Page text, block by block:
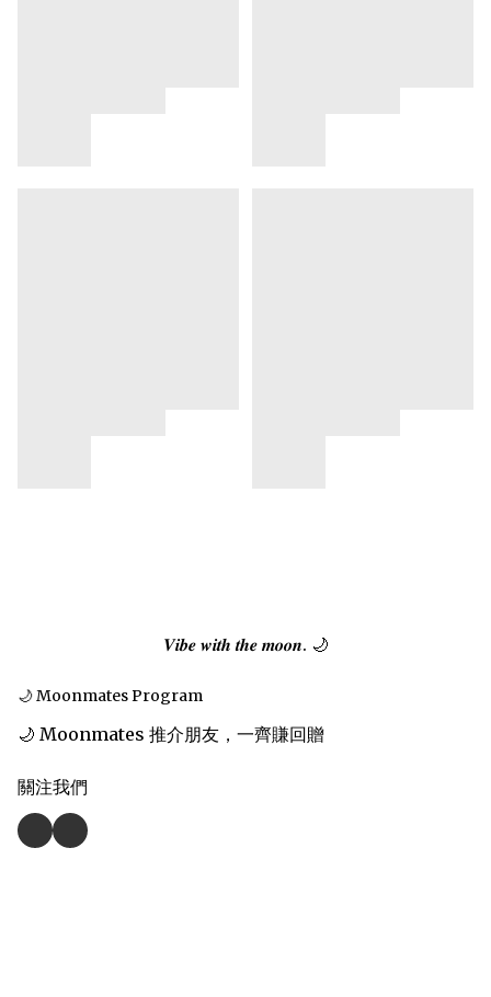
𝑽𝒊𝒃𝒆 𝒘𝒊𝒕𝒉 𝒕𝒉𝒆 𝒎𝒐𝒐𝒏. 🌙
🌙 Moonmates Program
🌙 Moonmates 推介朋友，一齊賺回贈
關注我們